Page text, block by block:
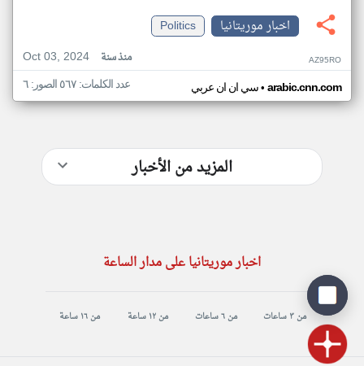
اخبار موريتانيا
Politics
Oct 03, 2024
منذ سنة AZ95RO
سي ان ان عربي• arabic.cnn.com عدد الكلمات: ٥٦٧ الصور: ٦
المزيد من الأخبار
اخبار موريتانيا على مدار الساعة
من ٣ ساعات من ٦ ساعات من ١٢ ساعة من ١٦ ساعة